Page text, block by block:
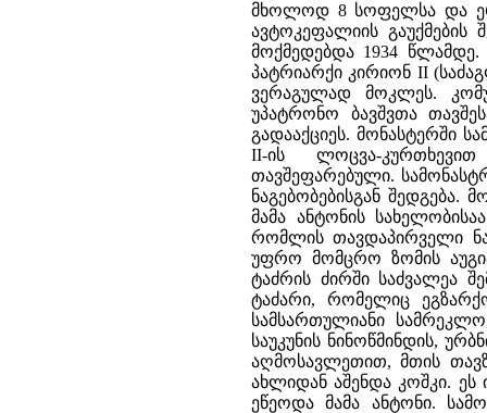
მხოლოდ 8 სოფელსა და
ავტოკეფალიის გაუქმების
მოქმედებდა 1934
პატრიარქი კირიონ II
ვერაგულად მოკლეს.
უპატრონო ბავშვთა
გადააქციეს. მონასტერში
II-ის ლოცვა-
თავშეფარებული.
ნაგებობებისგან შედგება.
მამა ანტონის
რომლის თავდაპირველი
უფრო მომცრო ზომის
ტაძრის ძირში საძვალეა
ტაძარი, რომელიც
სამსართულიანი
საუკუნის ნინოწმინდის,
აღმოსავლეთით, მთის
ახლიდან აშენდა კოშკი.
ეწეოდა მამა ანტონი.